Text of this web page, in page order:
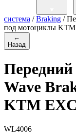
система / Braking /
под мотоциклы
←
Назад
Передний
Wave
KTM
WL4006